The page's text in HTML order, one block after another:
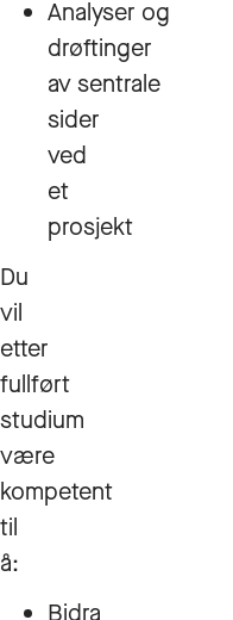
Analyser og
drøftinger
av sentrale
sider
ved
et
prosjekt
Du
vil
etter
fullført
studium
være
kompetent
til
å:
Bidra